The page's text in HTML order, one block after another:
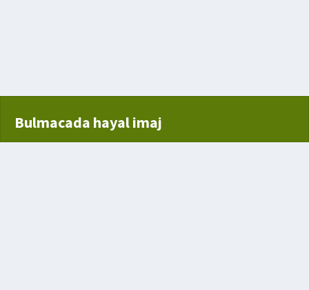
Bulmacada hayal imaj